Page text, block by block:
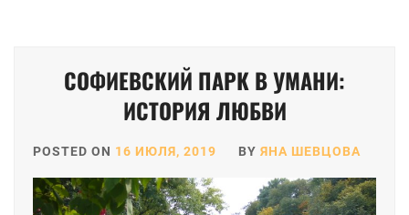
СОФИЕВСКИЙ ПАРК В УМАНИ:
ИСТОРИЯ ЛЮБВИ
POSTED ON 16 ИЮЛЯ, 2019 BY ЯНА ШЕВЦОВА